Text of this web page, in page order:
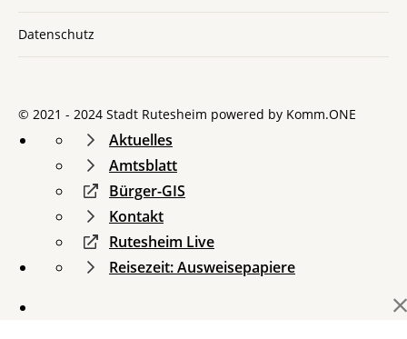
Datenschutz
© 2021 - 2024 Stadt Rutesheim powered by Komm.ONE
Aktuelles
Amtsblatt
Bürger-GIS
Kontakt
Rutesheim Live
Reisezeit: Ausweisepapiere